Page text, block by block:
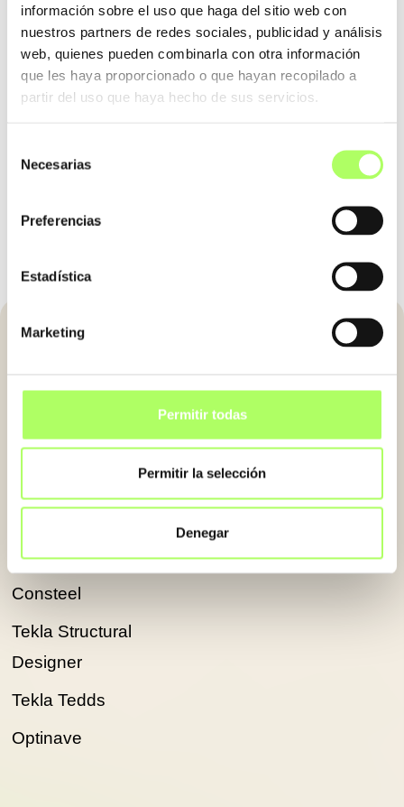
información sobre el uso que haga del sitio web con
nuestros partners de redes sociales, publicidad y análisis
web, quienes pueden combinarla con otra información
que les haya proporcionado o que hayan recopilado a
partir del uso que haya hecho de sus servicios.
Necesarias
Preferencias
Estadística
Marketing
Permitir todas
Permitir la selección
Denegar
Trimble Connect
BuildSoft
Consteel
Tekla Structural
Designer
Tekla Tedds
Optinave
soluciones.